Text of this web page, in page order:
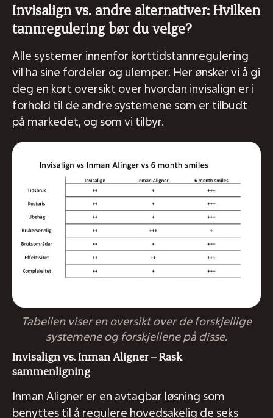
Invisalign vs. andre alternativer: Hvilken
tannregulering bør du velge?
Alle systemer innenfor korttidstannregulering
vil ha sine fordeler og ulemper. Her ønsker vi å gi
deg en kort oversikt over hvordan invisalign er i
forhold til de andre systemene som er tilbudt
på markedet, og som vi tilbyr.
Tabellen viser en oversikt over de forskjellige
systemene og forskjellene på disse.
Invisalign vs. Inman Aligner – Rask
sammenligning
Inman Aligner er en avtagbar løsning som
benyttes til å regulere hovedsakelig de seks